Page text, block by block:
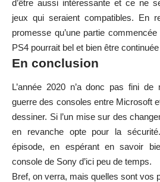
d’être aussi intéressante et ce ne
jeux qui seraient compatibles. En
promesse qu’une partie
PS4 pourrait bel et bien être
En conclusion
L’année 2020 n’a donc pas fini
guerre des consoles entre Microsoft
dessiner. Si l’un mise sur des
en revanche opte pour la
épisode, en espérant en savoir
console de Sony d’ici peu de temps.
Bref, on verra, mais quelles sont vos